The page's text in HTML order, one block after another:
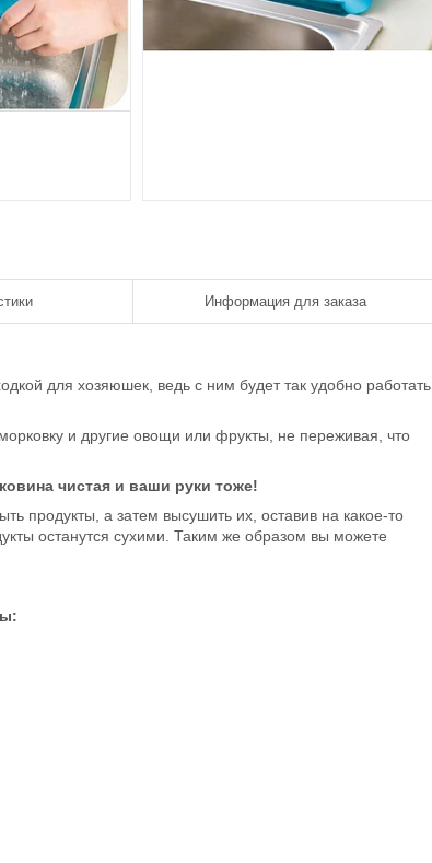
Информация для заказа
для хозяюшек, ведь с ним будет так удобно работать
и другие овощи или фрукты, не переживая, что
чистая и ваши руки тоже!
продукты, а затем высушить их, оставив на какое-то
останутся сухими. Таким же образом вы можете